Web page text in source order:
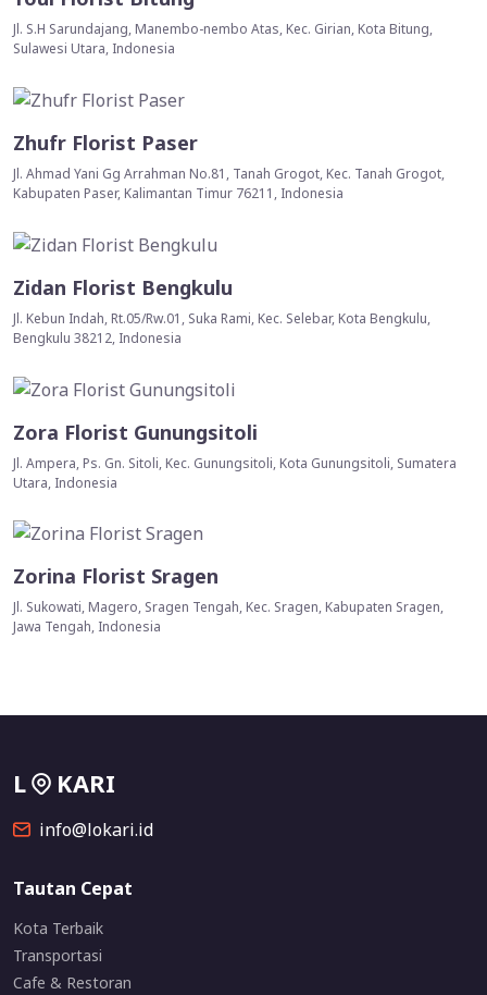
Jl. S.H Sarundajang, Manembo-nembo Atas, Kec. Girian, Kota Bitung,
Sulawesi Utara, Indonesia
Zhufr Florist Paser
Jl. Ahmad Yani Gg Arrahman No.81, Tanah Grogot, Kec. Tanah Grogot,
Kabupaten Paser, Kalimantan Timur 76211, Indonesia
Zidan Florist Bengkulu
Jl. Kebun Indah, Rt.05/Rw.01, Suka Rami, Kec. Selebar, Kota Bengkulu,
Bengkulu 38212, Indonesia
Zora Florist Gunungsitoli
Jl. Ampera, Ps. Gn. Sitoli, Kec. Gunungsitoli, Kota Gunungsitoli, Sumatera
Utara, Indonesia
Zorina Florist Sragen
Jl. Sukowati, Magero, Sragen Tengah, Kec. Sragen, Kabupaten Sragen,
Jawa Tengah, Indonesia
L KARI
info@lokari.id
Tautan Cepat
Kota Terbaik
Transportasi
Cafe & Restoran